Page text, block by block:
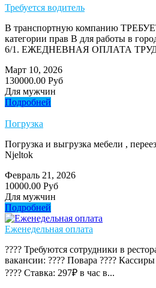
Требуется водитель
В транспортную компанию
категории прав В для работы в
6/1. ЕЖЕДНЕВНАЯ ОПЛАТА
Март 10, 2026
130000.00 Руб
Для мужчин
Подробней
Погрузка
Погрузка и выгрузка мебели ,
Njeltok
Февраль 21, 2026
10000.00 Руб
Для мужчин
Подробней
Еженедельная оплата
???? Требуются сотрудники в
вакансии: ???? Повара ????
???? Ставка: 297₽ в час в...